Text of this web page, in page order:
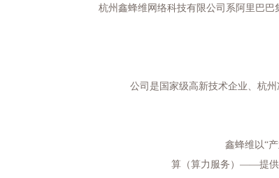
杭州鑫蜂维网络科技有限公司系阿里巴
公司是国家级高新技术企业、杭
鑫蜂维以“
算（算力服务）——提供